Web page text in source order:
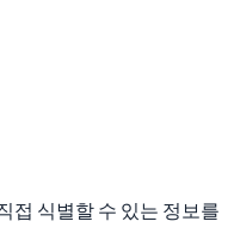
접 식별할 수 있는 정보를